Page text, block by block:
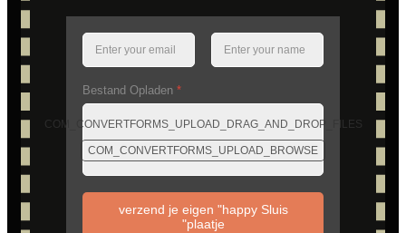
Bestand Opladen *
COM_CONVERTFORMS_UPLOAD_DRAG_AND_DROP_FILES
COM_CONVERTFORMS_UPLOAD_BROWSE
verzend je eigen "happy Sluis
"plaatje